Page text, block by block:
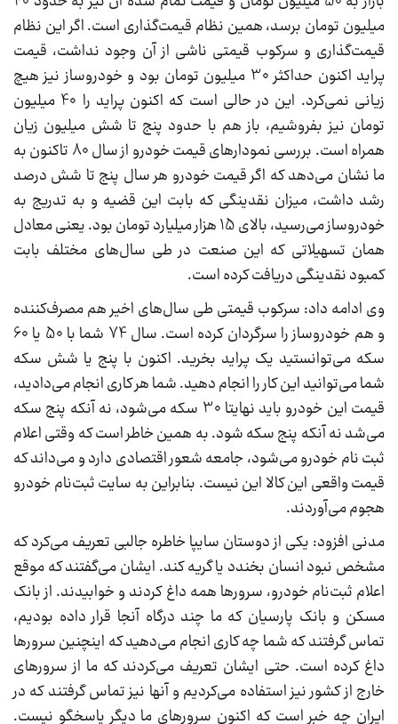
میلیون تومان برسد، همین نظام قیمت‌گذاری است. اگر این نظام
قیمت‌گذاری و سرکوب قیمتی ناشی از آن وجود نداشت، قیمت
پراید اکنون حداکثر 30 میلیون تومان بود و خودروساز نیز هیچ
زیانی نمی‌کرد. این در حالی است که اکنون پراید را 40 میلیون
تومان نیز بفروشیم، باز هم با حدود پنج تا شش میلیون زیان
همراه است. بررسی نمودارهای قیمت خودرو از سال 80 تاکنون به
ما نشان می‌دهد که اگر قیمت خودرو هر سال پنج تا شش درصد
رشد داشت، میزان نقدینگی که بابت این قضیه و به تدریج به
خودروساز می‌رسید، بالای 15 هزار میلیارد تومان بود. یعنی معادل
همان تسهیلاتی که این صنعت در طی سال‌های مختلف بابت
کمبود نقدینگی دریافت کرده است.
وی ادامه داد: سرکوب قیمتی طی سال‌های اخیر هم مصرف‌کننده
و هم خودروساز را سرگردان کرده است. سال 74 شما با 50 یا 60
سکه می‌توانستید یک پراید بخرید. اکنون با پنج یا شش سکه
شما می‌توانید این کار را انجام دهید. شما هر کاری انجام می‌دادید،
قیمت این خودرو باید نهایتا 30 سکه می‌شود، نه آنکه پنج سکه
می‌شد نه آنکه پنج سکه شود. به همین خاطر است که وقتی اعلام
ثبت نام خودرو می‌شود، جامعه شعور اقتصادی دارد و می‌داند که
قیمت واقعی این کالا این نیست. بنابراین به سایت ثبت‌نام خودرو
هجوم می‌آوردند.
مدنی افزود: یکی از دوستان سایپا خاطره جالبی تعریف می‌کرد که
مشخص نبود انسان بخندد یا گریه کند. ایشان می‌گفتند که موقع
اعلام ثبت‌نام خودرو، سرورها همه داغ کردند و خوابیدند. از بانک
مسکن و بانک پارسیان که ما چند درگاه آنجا قرار داده بودیم،
تماس گرفتند که شما چه کاری انجام می‌دهید که اینچنین سرورها
داغ کرده است. حتی ایشان تعریف می‌کردند که ما از سرورهای
خارج از کشور نیز استفاده می‌کردیم و آنها نیز تماس گرفتند که در
ایران چه خبر است که اکنون سرورهای ما دیگر پاسخگو نیست.